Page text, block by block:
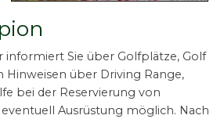
informiert Sie über Golfplätze, Golf
Hinweisen über Driving Range,
bei der Reservierung von
Ausrüstung möglich. Nach